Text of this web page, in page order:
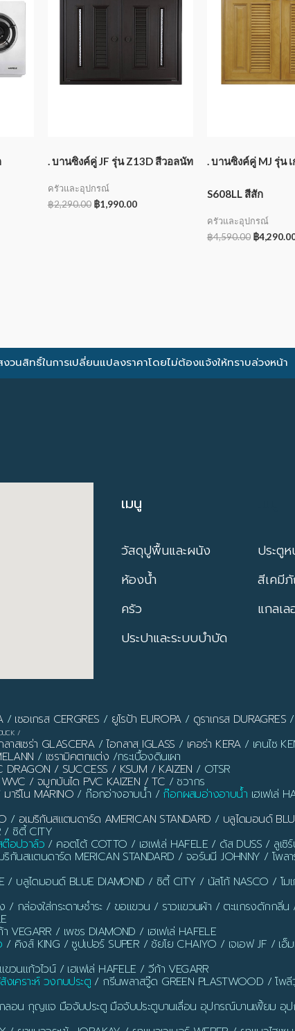
. บานซิงค์คู่ JF รุ่น Z13D สีวอลนัท
ครัวและอุปกรณ์
฿2,290.00 ฿1,990.00
. บานซิงค์คู่ MJ รุ่น
S608LL สีสัก
ครัวและอุปกรณ์
฿4,590.00 ฿
วนสิทธิ์ในการเปลี่ยนแปลงราคาโดยไม่ต้องแจ้งให้ทราบล่วงหน้า
เมนู
วัสดุปูพื้นและผนัง
ห้องน้ำ
ครัว
ประปาและระบบบำบัด
ประตูห
สีเคมี
แกลเล
/ เซอเกรส CERGRES / ยูโรป้า EUROPA/ ดูราเกรส DURAGRES /
/
ลาสเซร่า GLASCERA/ไอกลาส IGLASS / เคอร่า KERA/ เคนไซ
/ เซรามิคตกแต่ง /กระเบื้องดินเผา
/ SUCCESS / KSUM / KAIZEN / OTSR
/ จมูกบันได PVC KAIZEN / TC / ชวากร
ารีโน MARINO / ก๊อกอ่างอาบน้ำ / ก๊อกผสมอ่างอาบน้ำ เฮเฟเล่
/ อเมริกันสแตนดาร์ด AMERICAN STANDARD / บลูไดมอนด์
/ ซิตี้ CITY
ต๊อปวาล์ว / คอตโต้ COTTO / เฮเฟเล่ HAFELE / ดัส DUSS / ลูเ
ริกันสแตนดาร์ด MERICAN STANDARD / จอร์นนี JOHNNY / โ
/ บลูไดมอนด์ BLUE DIAMOND / ซิตี้ CITY / นัสโก้ NASCO / โม
/ กล่องใส่กระดาษชำระ / ขอแขวน / ราวแขวนผ้า / ตะแกรงดักก
VEGARR / เพชร DIAMOND / เฮเฟเล่ HAFELE
/ คิงส์ KING / ซูปเปอร์ SUPER / ชัยโย CHAIYO / เจเอฟ JF / เ
วนแก้วไวน์ / เฮเฟเล่ HAFELE / วีก้า VEGARR
เคราะห์ วงกบประตู / กรีนพลาสวู๊ด GREEN PLASTWOOD / โพ
อน กุญแจ มือจับประตู มือจับประตูบานเลื่อน อุปกรณ์บานเฟี้ยม อุป